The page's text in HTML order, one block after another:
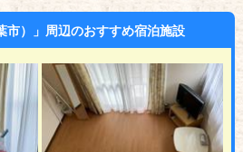
市）」周辺のおすすめ宿泊施設